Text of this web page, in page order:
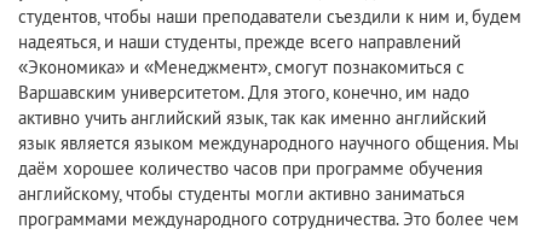
студентов, чтобы наши преподаватели съездили к ним и, будем
надеяться, и наши студенты, прежде всего направлений
«Экономика» и «Менеджмент», смогут познакомиться с
Варшавским университетом. Для этого, конечно, им надо
активно учить английский язык, так как именно английский
язык является языком международного научного общения. Мы
даём хорошее количество часов при программе обучения
английскому, чтобы студенты могли активно заниматься
программами международного сотрудничества. Это более чем